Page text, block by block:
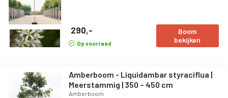
290,-
Op voorraad
Boom
bekijken
Amberboom - Liquidambar styraciflua |
Meerstammig | 350 – 450 cm
Amberboom